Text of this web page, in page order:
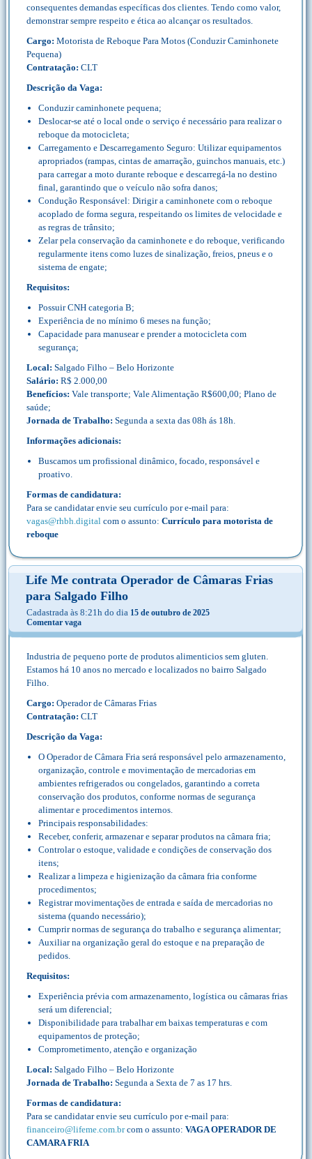
consequentes demandas específicas dos clientes. Tendo como valor,
demonstrar sempre respeito e ética ao alcançar os resultados.
Cargo: Motorista de Reboque Para Motos (Conduzir Caminhonete
Pequena)
Contratação: CLT
Descrição da Vaga:
Conduzir caminhonete pequena;
Deslocar-se até o local onde o serviço é necessário para realizar o
reboque da motocicleta;
Carregamento e Descarregamento Seguro: Utilizar equipamentos
apropriados (rampas, cintas de amarração, guinchos manuais, etc.)
para carregar a moto durante reboque e descarregá-la no destino
final, garantindo que o veículo não sofra danos;
Condução Responsável: Dirigir a caminhonete com o reboque
acoplado de forma segura, respeitando os limites de velocidade e
as regras de trânsito;
Zelar pela conservação da caminhonete e do reboque, verificando
regularmente itens como luzes de sinalização, freios, pneus e o
sistema de engate;
Requisitos:
Possuir CNH categoria B;
Experiência de no mínimo 6 meses na função;
Capacidade para manusear e prender a motocicleta com
segurança;
Local: Salgado Filho – Belo Horizonte
Salário: R$ 2.000,00
Benefícios: Vale transporte; Vale Alimentação R$600,00; Plano de
saúde;
Jornada de Trabalho: Segunda a sexta das 08h ás 18h.
Informações adicionais:
Buscamos um profissional dinâmico, focado, responsável e
proativo.
Formas de candidatura:
Para se candidatar envie seu currículo por e-mail para:
vagas@rhbh.digital com o assunto: Currículo para motorista de
reboque
Life Me contrata Operador de Câmaras Frias
para Salgado Filho
Cadastrada às 8:21h do dia 15 de outubro de 2025
Comentar vaga
Industria de pequeno porte de produtos alimenticios sem gluten.
Estamos há 10 anos no mercado e localizados no bairro Salgado
Filho.
Cargo: Operador de Câmaras Frias
Contratação: CLT
Descrição da Vaga:
O Operador de Câmara Fria será responsável pelo armazenamento,
organização, controle e movimentação de mercadorias em
ambientes refrigerados ou congelados, garantindo a correta
conservação dos produtos, conforme normas de segurança
alimentar e procedimentos internos.
Principais responsabilidades:
Receber, conferir, armazenar e separar produtos na câmara fria;
Controlar o estoque, validade e condições de conservação dos
itens;
Realizar a limpeza e higienização da câmara fria conforme
procedimentos;
Registrar movimentações de entrada e saída de mercadorias no
sistema (quando necessário);
Cumprir normas de segurança do trabalho e segurança alimentar;
Auxiliar na organização geral do estoque e na preparação de
pedidos.
Requisitos:
Experiência prévia com armazenamento, logística ou câmaras frias
será um diferencial;
Disponibilidade para trabalhar em baixas temperaturas e com
equipamentos de proteção;
Comprometimento, atenção e organização
Local: Salgado Filho – Belo Horizonte
Jornada de Trabalho: Segunda a Sexta de 7 as 17 hrs.
Formas de candidatura:
Para se candidatar envie seu currículo por e-mail para:
financeiro@lifeme.com.brcom o assunto: VAGA OPERADOR DE
CAMARA FRIA